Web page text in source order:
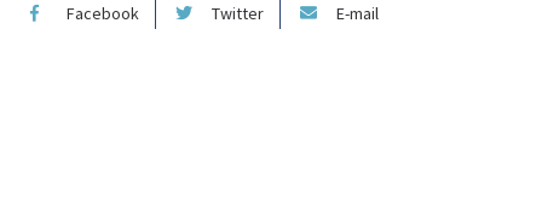
Facebook Twitter E-mail